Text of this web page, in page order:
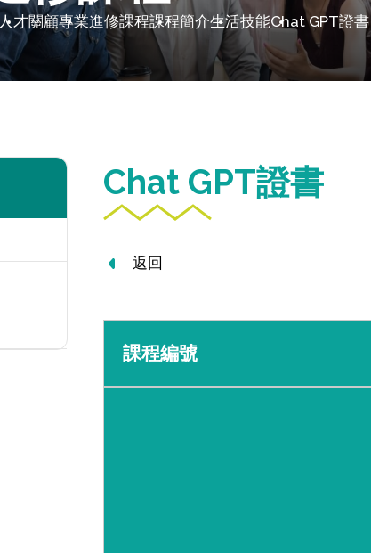
人才關顧專業進修課程課程簡介生活技能Chat GPT證書
Chat GPT證書
返回
課程編號